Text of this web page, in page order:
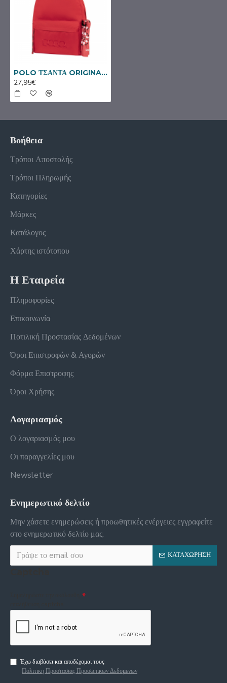
POLO ΤΣΑΝΤΑ ORIGINAL SCARF ΚΟΚΚΙΝΟ 901135-3001
27,95€
Βοήθεια
Τρόποι Αποστολής
Τρόποι Πληρωμής
Κατηγορίες
Μάρκες
Κατάλογος
Χάρτης ιστότοπου
Η Εταιρεία
Πληροφορίες
Επικοινωνία
Ποτιλική Προστασίας Δεδομένων
Όροι Επιστροφών & Αγορών
Φόρμα Επιστροφης
Όροι Χρήσης
Λογαριασμός
Ο λογαριασμός μου
Οι παραγγελίες μου
Newsletter
Ενημερωτικό δελτίο
Μην χάσετε ενημερώσεις ή προωθητικές ενέργειες εγγραφείτε
στο ενημερωτικό δελτίο μας.
ΚΑΤΑΧΏΡΗΣΗ
Έχω διαβάσει και αποδέχομαι τους
Πολιτικη Προστασιας Προσωπικων Δεδομενων